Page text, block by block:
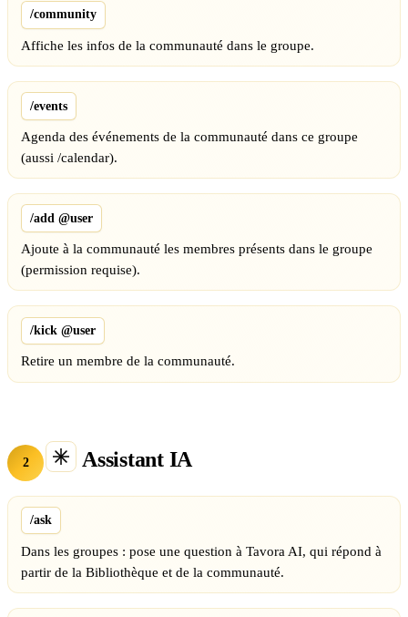
/community
Affiche les infos de la communauté dans le groupe.
/events
Agenda des événements de la communauté dans ce groupe
(aussi /calendar).
/add @user
Ajoute à la communauté les membres présents dans le groupe
(permission requise).
/kick @user
Retire un membre de la communauté.
2 Assistant IA
/ask
Dans les groupes : pose une question à Tavora AI, qui répond à
partir de la Bibliothèque et de la communauté.